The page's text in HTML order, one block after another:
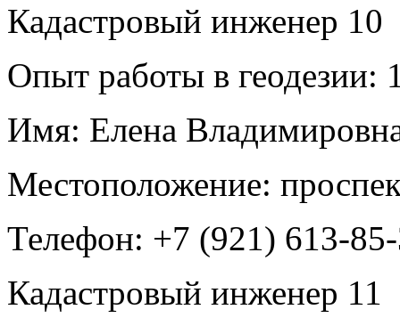
Кадастровый инженер 10
Опыт работы в геодезии:
Имя: Елена
Местоположение:
Телефон: +7 (921) 613-
Кадастровый инженер 11